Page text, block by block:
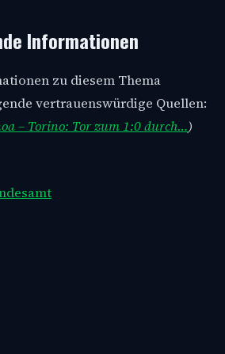
Informationen
zu diesem Thema
vertrauenswürdige Quellen:
– Torino: Tor zum 1:0 durch…)